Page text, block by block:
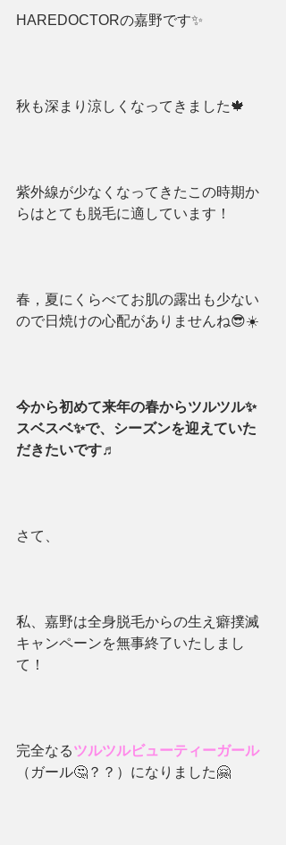
HAREDOCTORの嘉野です✨
秋も深まり涼しくなってきました🍁
紫外線が少なくなってきたこの時期か
らはとても脱毛に適しています！
春，夏にくらべてお肌の露出も少ない
ので日焼けの心配がありませんね😎☀️
今から初めて来年の春からツルツル✨
スベスベ✨で、シーズンを迎えていた
だきたいです♬
さて、
私、嘉野は全身脱毛からの生え癖撲滅
キャンペーンを無事終了いたしまし
て！
完全なるツルツルビューティーガール
（ガール🤔？？）になりました🤗